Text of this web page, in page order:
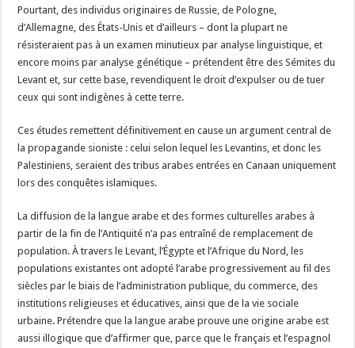
Pourtant, des individus originaires de Russie, de Pologne,
d’Allemagne, des États-Unis et d’ailleurs – dont la plupart ne
résisteraient pas à un examen minutieux par analyse linguistique, et
encore moins par analyse génétique – prétendent être des Sémites du
Levant et, sur cette base, revendiquent le droit d’expulser ou de tuer
ceux qui sont indigènes à cette terre.
Ces études remettent définitivement en cause un argument central de
la propagande sioniste : celui selon lequel les Levantins, et donc les
Palestiniens, seraient des tribus arabes entrées en Canaan uniquement
lors des conquêtes islamiques.
La diffusion de la langue arabe et des formes culturelles arabes à
partir de la fin de l’Antiquité n’a pas entraîné de remplacement de
population. À travers le Levant, l’Égypte et l’Afrique du Nord, les
populations existantes ont adopté l’arabe progressivement au fil des
siècles par le biais de l’administration publique, du commerce, des
institutions religieuses et éducatives, ainsi que de la vie sociale
urbaine. Prétendre que la langue arabe prouve une origine arabe est
aussi illogique que d’affirmer que, parce que le français et l’espagnol